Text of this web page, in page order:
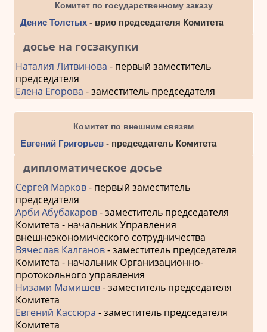
Комитет по государственному заказу
Денис Толстых- врио председателя Комитета
досье на госзакупки
Наталия Литвинова - первый заместитель
председателя
Елена Егорова - заместитель председателя
Комитет по внешним связям
Евгений Григорьев- председатель Комитета
дипломатическое досье
Сергей Марков- первый заместитель
председателя
Арби Абубакаров- заместитель председателя
Комитета - начальник Управления
внешнеэкономического сотрудничества
Вячеслав Калганов- заместитель председателя
Комитета - начальник Организационно-
протокольного управления
Низами Мамишев- заместитель председателя
Комитета
Евгений Кассюра - заместитель председателя
Комитета